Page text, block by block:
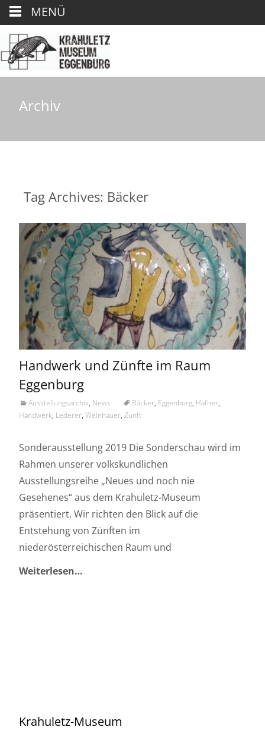
Archiv
Tag Archives: Bäcker
Handwerk und Zünfte im Raum
Eggenburg
Ausstellungsarchiv, News Bäcker, Eggenburg, Hafner,
Handwerk, Lederer, Weinhauer, Zunft
Sonderausstellung 2019 Die Sonderschau wird im
Rahmen unserer volkskundlichen
Ausstellungsreihe „Neues und noch nie
Gesehenes“ aus dem Krahuletz-Museum
präsentiert. Wir richten den Blick auf die
Entstehung von Zünften im
niederösterreichischen Raum und
Weiterlesen…
Krahuletz-Museum
MENÜ